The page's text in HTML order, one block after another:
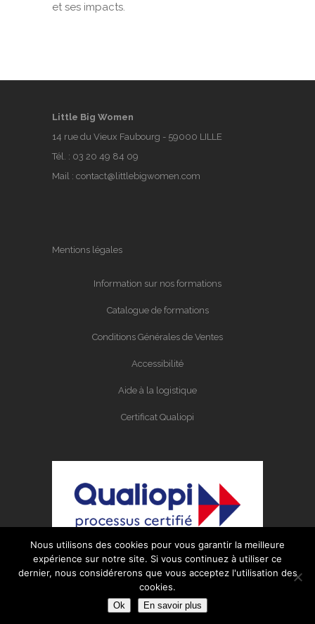
et ses impacts.
Little Big Women
14 rue du Vieux Faubourg - 59000 LILLE
Tél. : 03 20 49 84 09
Mail : contact@littlebigwomen.com
Mentions légales
Information sur nos formations
Catalogue de formations
Conditions Générales de Ventes
Accessibilité
Aide à la logistique
Certificat Qualiopi
Organisme certifié Qualiopi au titres des
actions de formation
Nous utilisons des cookies pour vous garantir la meilleure
expérience sur notre site. Si vous continuez à utiliser ce
dernier, nous considérerons que vous acceptez l'utilisation des
cookies.
Ok En savoir plus